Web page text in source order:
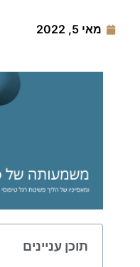
מאי 5, 2022
תוכן עניינים